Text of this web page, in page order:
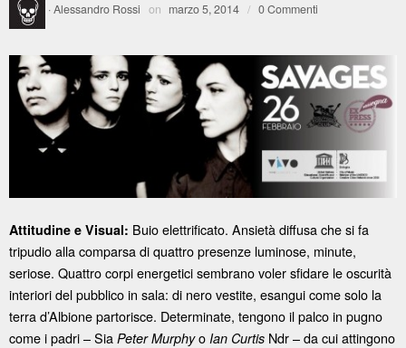
·Alessandro Rossi on marzo 5, 2014 / 0 Commenti
Attitudine e Visual: Buio elettrificato. Ansietà diffusa che si fa
tripudio alla comparsa di quattro presenze luminose, minute,
seriose. Quattro corpi energetici sembrano voler sfidare le oscurità
interiori del pubblico in sala: di nero vestite, esangui come solo la
terra d’Albione partorisce. Determinate, tengono il palco in pugno
come i padri – Sia Peter Murphyo Ian Curtis Ndr – da cui attingono